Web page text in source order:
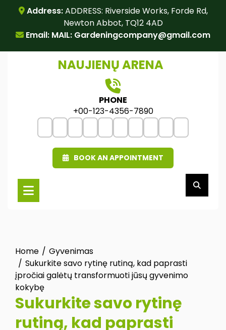
content
Address:ADDRESS: Riverside Works, Forde Rd,
Newton Abbot, TQ12 4AD
Email: MAIL: Gardeningcompany@gmail.com
NAUJIENŲ ARENA
PHONE
+00-123-4356-7890
BOOK AN APPOINTMENT
Home
Gyvenimas
Sukurkite savo rytinę rutiną, kad paprasti
įpročiai galėtų transformuoti jūsų gyvenimo
kokybę
Sukurkite savo rytinę
rutiną, kad paprasti